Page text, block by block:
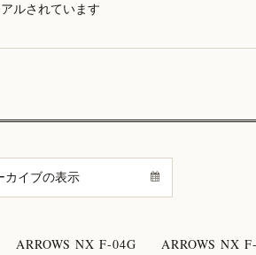
ルされています
ARROWS NX F-04G
ARROWS NX